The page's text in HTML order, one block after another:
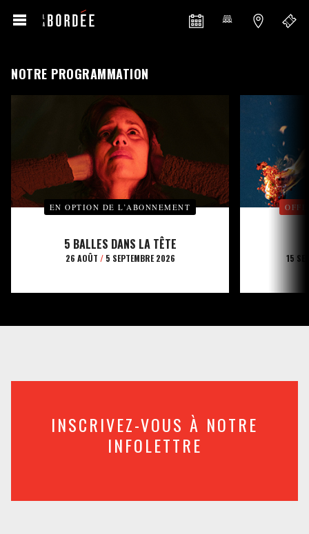
NOTRE PROGRAMMATION
EN OPTION DE L’ABONNEMENT
5 BALLES DANS LA TÊTE
26 AOÛT /5 SEPTEMBRE 2026 15
INSCRIVEZ-VOUS À NOTRE
INFOLETTRE